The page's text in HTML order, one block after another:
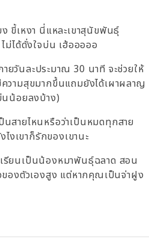
ขี้เหงา นี่แหละเขาสุนัขพันธุ์
ม่ได้ดั่งใจบ่น เฮ้อออออ
ยวันละประมาณ 30 นาที จะช่วยให้
วามสุขมากขึ้นแถมยังได้เผาผลาญ
นน้อยลงบ้าง)
สายไหนหรือว่าเป็นหมดทุกสาย
งเขาก็รักของเขานะ
รียนเป็นน้องหมาพันธุ์ฉลาด สอน
ของตัวเองสูง แต่หากคุณเป็นจ่าฝูง